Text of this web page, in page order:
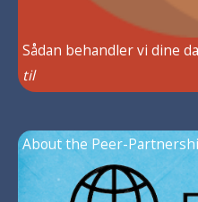
Sådan behandler vi dine
til
About the Peer-